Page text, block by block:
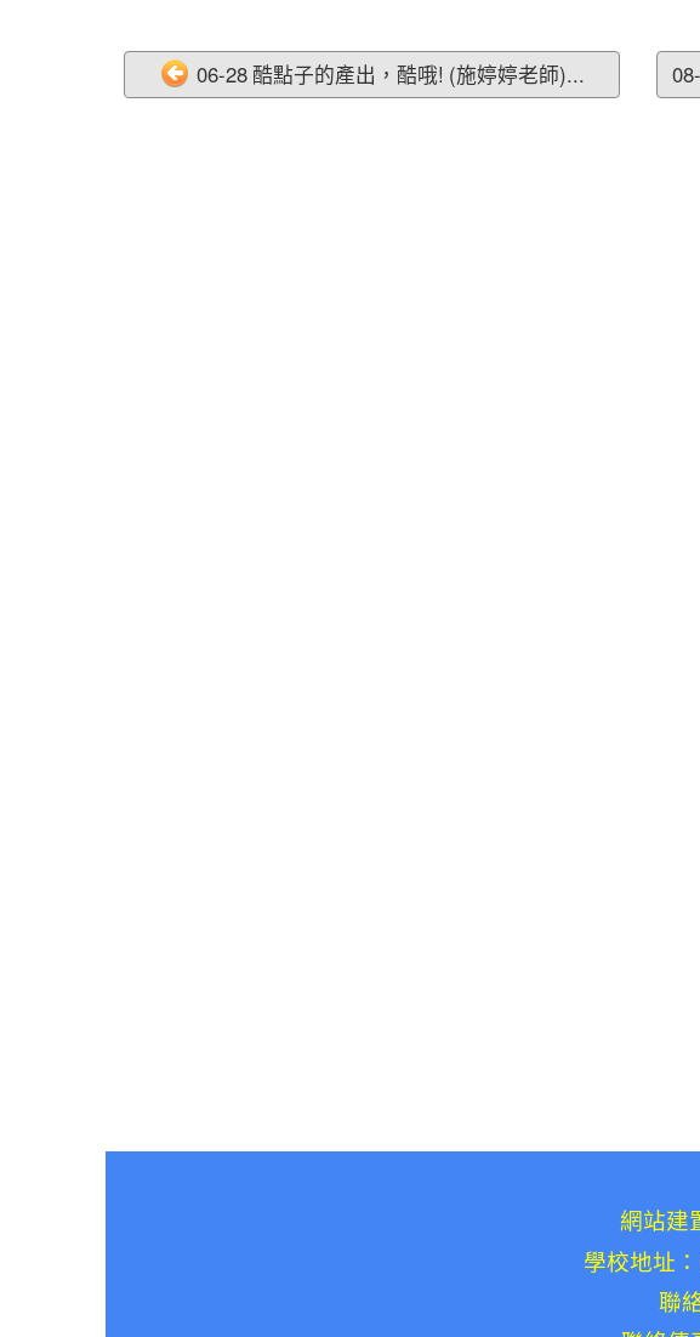
06-28 酷點子的產出，酷哦! (施婷婷老師)...
網站建
學校地址：
聯